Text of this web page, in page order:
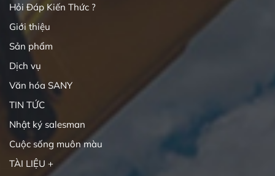
Hỏi Đáp Kiến Thức ?
Giới thiệu
Sản phẩm
Dịch vụ
Văn hóa SANY
TIN TỨC
Nhật ký salesman
Cuộc sống muôn màu
TÀI LIỆU +